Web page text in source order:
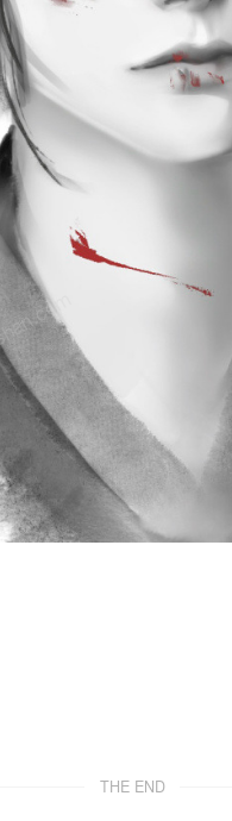
THE END